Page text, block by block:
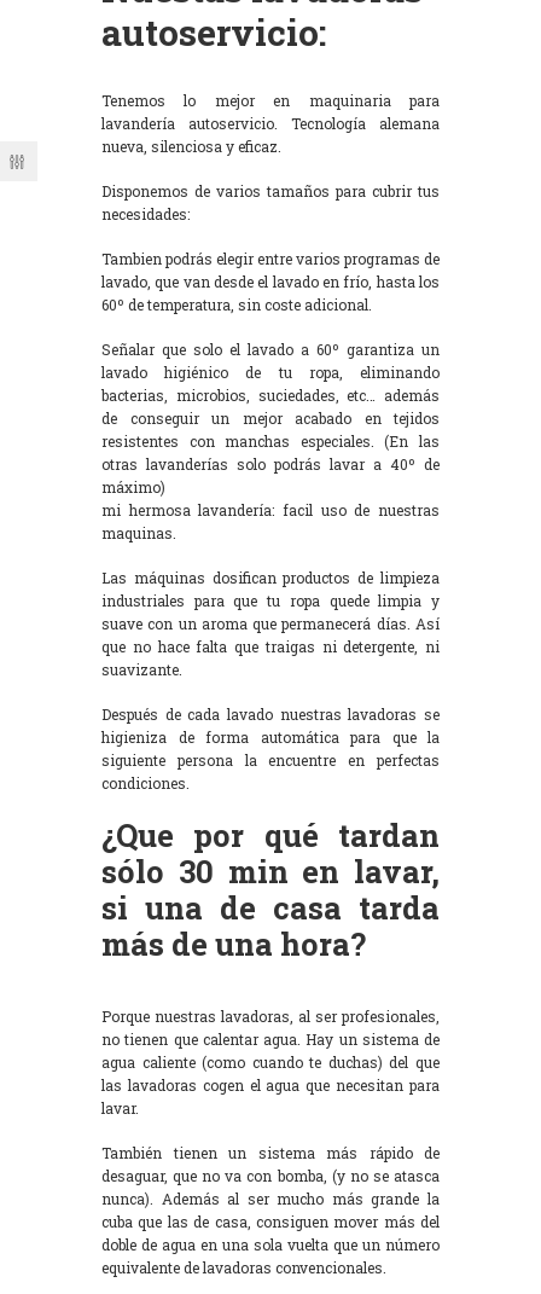
autoservicio:
Tenemos lo mejor en maquinaria para
lavandería autoservicio. Tecnología alemana
nueva, silenciosa y eficaz.
Disponemos de varios tamaños para cubrir tus
necesidades:
Tambien podrás elegir entre varios programas de
lavado, que van desde el lavado en frío, hasta los
60º de temperatura, sin coste adicional.
Señalar que solo el lavado a 60º garantiza un
lavado higiénico de tu ropa, eliminando
bacterias, microbios, suciedades, etc… además
de conseguir un mejor acabado en tejidos
resistentes con manchas especiales. (En las
otras lavanderías solo podrás lavar a 40º de
máximo)
mi hermosa lavandería: facil uso de nuestras
maquinas.
Las máquinas dosifican productos de limpieza
industriales para que tu ropa quede limpia y
suave con un aroma que permanecerá días. Así
que no hace falta que traigas ni detergente, ni
suavizante.
Después de cada lavado nuestras lavadoras se
higieniza de forma automática para que la
siguiente persona la encuentre en perfectas
condiciones.
¿Que por qué tardan
sólo 30 min en lavar,
si una de casa tarda
más de una hora?
Porque nuestras lavadoras, al ser profesionales,
no tienen que calentar agua. Hay un sistema de
agua caliente (como cuando te duchas) del que
las lavadoras cogen el agua que necesitan para
lavar.
También tienen un sistema más rápido de
desaguar, que no va con bomba, (y no se atasca
nunca). Además al ser mucho más grande la
cuba que las de casa, consiguen mover más del
doble de agua en una sola vuelta que un número
equivalente de lavadoras convencionales.